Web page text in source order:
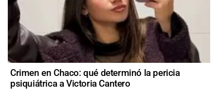
Crimen en Chaco: qué determinó la pericia
psiquiátrica a Victoria Cantero